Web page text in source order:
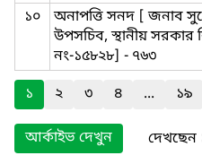
১০
অনাপত্তি সনদ [ জনাব
উপসচিব, স্থানীয় সরকার
নং-১৫৮২৮] - ৭৬৩
১
২ ৩ ৪ ... ১৯
আর্কাইভ দেখুন
দেখছেন